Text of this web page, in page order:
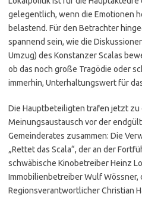
gelegentlich, wenn die Emotionen
belastend. Für den Betrachter
spannend sein, wie die
Umzug) des Konstanzer Scalas
ob das noch große Tragödie oder
immerhin, Unterhaltungswert für
Die Hauptbeteiligten trafen jetzt zu
Meinungsaustausch vor der
Gemeinderates zusammen: Die
„Rettet das Scala“, der an der
schwäbische Kinobetreiber Heinz
Immobilienbetreiber Wulf Wössner,
Regionsverantwortlicher Christian